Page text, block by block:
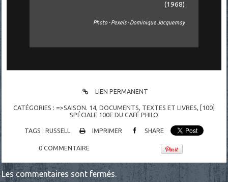
(1968)
Photo - Pexels - Dominique Jacquemay
LIEN PERMANENT
CATÉGORIES : =>SAISON. 14, DOCUMENTS, TEXTES ET LIVRES,
[100]
SPÉCIALE 100E DU CAFÉ PHILO
TAGS : RUSSELL IMPRIMER SHARE
0 COMMENTAIRE
Les commentaires sont fermés.